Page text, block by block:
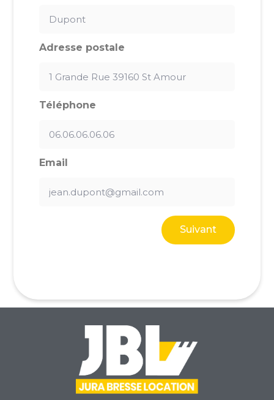
Adresse postale
Téléphone
Email
Suivant